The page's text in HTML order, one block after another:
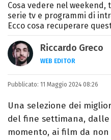
Cosa vedere nel
serie tv e programmi di
Ecco cosa recuperare
Riccardo Greco
WEB EDITOR
LINKEDIN
Si avvicina
come Fashion
Comunicazione
Nuovi media
Pubblicato: 11 Maggio 2024 08:26
Una selezione dei
del fine settimana,
momento, ai film da non